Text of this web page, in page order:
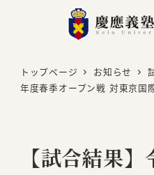
トップページ お知らせ
年度春季オープン戦 対東京国
【試合結果